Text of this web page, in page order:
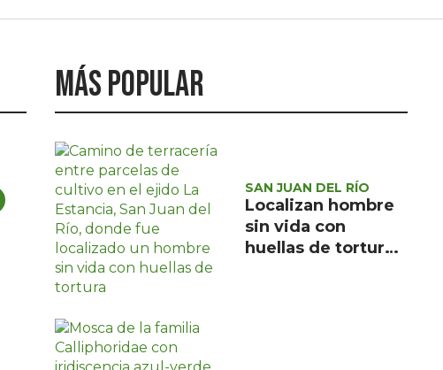
Más popular
SAN JUAN DEL RÍO
Localizan hombre
sin vida con
huellas de tortura